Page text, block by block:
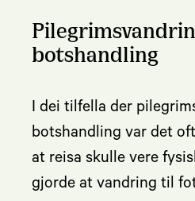
botshandling
I dei tilfella der
botshandling var det
at reisa skulle vere
gjorde at vandring til